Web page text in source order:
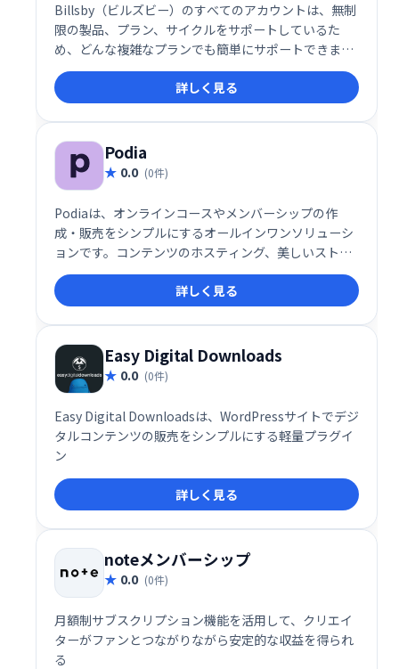
Billsby（ビルズビー）のすべてのアカウントは、無制
限の製品、プラン、サイクルをサポートしているた
め、どんな複雑なプランでも簡単にサポートできま
す。
詳しく見る
Podia
0.0 (0件)
Podiaは、オンラインコースやメンバーシップの作
成・販売をシンプルにするオールインワンソリューシ
ョンです。コンテンツのホスティング、美しいストア
フロントの作成、販売まで、技術スキル不要で数時間
で完結できます。手軽にオンラインビジネスを始めた
い方におすすめです。
詳しく見る
Easy Digital Downloads
0.0 (0件)
Easy Digital Downloadsは、WordPressサイトでデジ
タルコンテンツの販売をシンプルにする軽量プラグイ
ン
詳しく見る
noteメンバーシップ
0.0 (0件)
月額制サブスクリプション機能を活用して、クリエイ
ターがファンとつながりながら安定的な収益を得られ
る